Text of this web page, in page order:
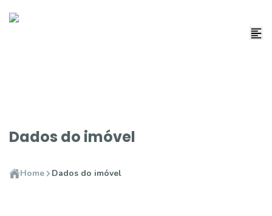
Dados do imóvel
Home Dados do imóvel